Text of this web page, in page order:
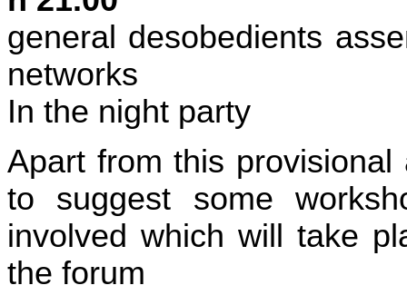
general desobedients
networks
In the night party
Apart from this
to suggest some
involved which will take
the forum